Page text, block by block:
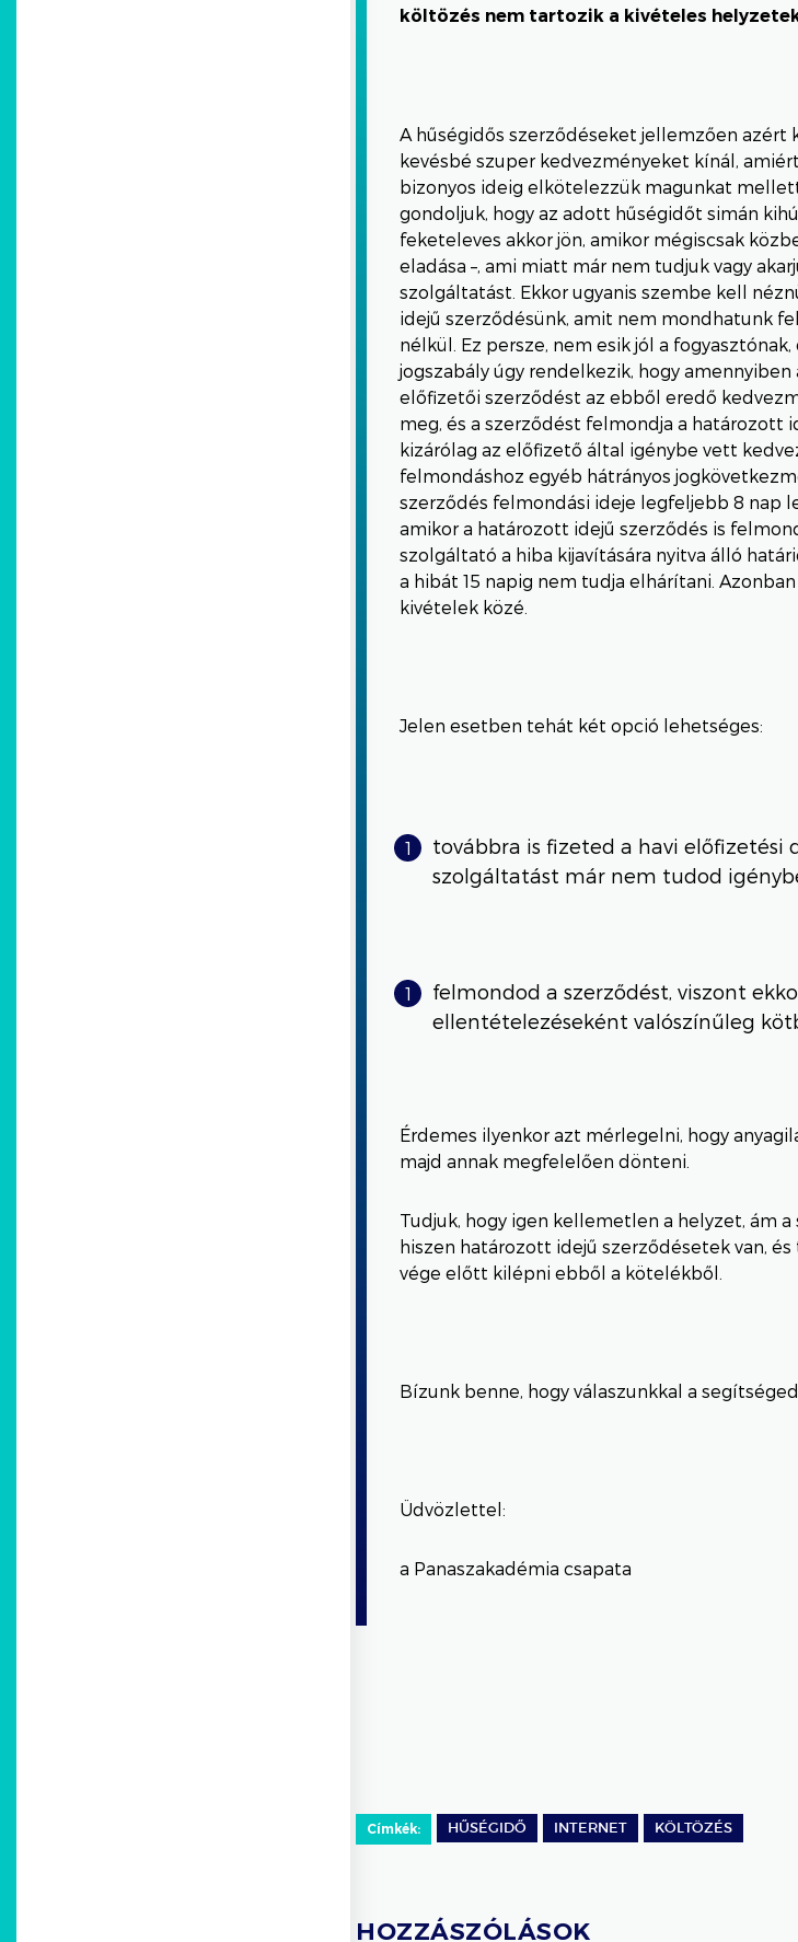
költözés nem tartozik a kivételes
A hűségidős szerződéseket jellemzően azért
kevésbé szuper kedvezményeket kínál,
bizonyos ideig elkötelezzük magunkat
gondoljuk, hogy az adott hűségidőt simán
feketeleves akkor jön, amikor mégiscsak
eladása –, ami miatt már nem tudjuk vagy
szolgáltatást. Ekkor ugyanis szembe kell
idejű szerződésünk, amit nem mondhatunk
nélkül. Ez persze, nem esik jól a
jogszabály úgy rendelkezik, hogy
előfizetői szerződést az ebből eredő
meg, és a szerződést felmondja a
kizárólag az előfizető által igénybe vett
felmondáshoz egyéb hátrányos
szerződés felmondási ideje legfeljebb 8 nap
amikor a határozott idejű szerződés is
szolgáltató a hiba kijavítására nyitva álló
a hibát 15 napig nem tudja elhárítani.
kivételek közé.
Jelen esetben tehát két opció lehetséges:
továbbra is fizeted a havi előfizetési
szolgáltatást már nem tudod
felmondod a szerződést, viszont
ellentételezéseként valószínűleg
Érdemes ilyenkor azt mérlegelni, hogy
majd annak megfelelően dönteni.
Tudjuk, hogy igen kellemetlen a helyzet, ám
hiszen határozott idejű szerződésetek van,
vége előtt kilépni ebből a kötelékből.
Bízunk benne, hogy válaszunkkal a
Üdvözlettel:
a Panaszakadémia csapata
Címkék: HŰSÉGIDŐ INTERNET KÖLTÖZÉS
HOZZÁSZÓLÁSOK